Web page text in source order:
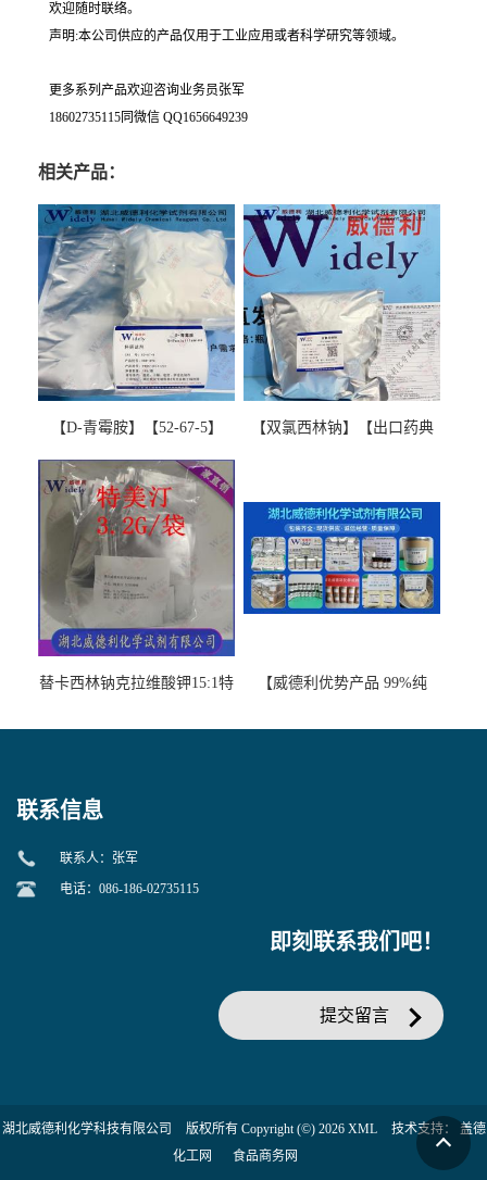
欢迎随时联络。
声明:本公司供应的产品仅用于工业应用或者科学研究等领域。
更多系列产品欢迎咨询业务员张军
18602735115同微信 QQ1656649239
相关产品：
【D-青霉胺】【52-67-5】
图谱检测方法现货供应咨询
张军52-67-5
【双氯西林钠】【出口药典
替卡西林钠克拉维酸钾15:1特
【威德利优势产品 99%纯
联系信息
联系人：张军
电话：086-186-02735115
即刻联系我们吧！
提交留言
湖北威德利化学科技有限公司 版权所有 Copyright (©) 2026 XML 技术支持：
盖德
化工网
食品商务网